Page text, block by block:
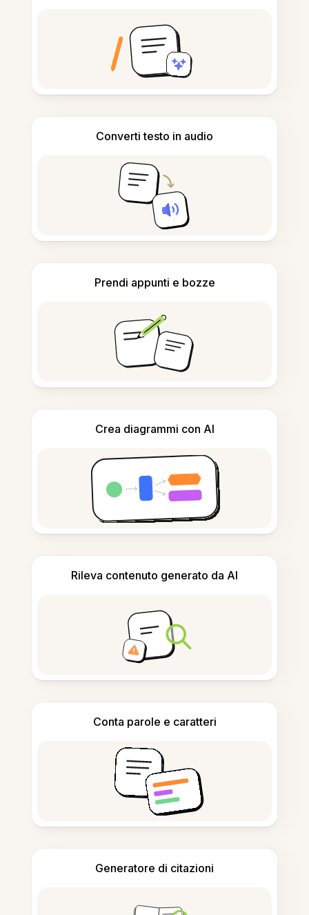
Converti testo in audio
Prendi appunti e bozze
Crea diagrammi con AI
Rileva contenuto generato da AI
Conta parole e caratteri
Generatore di citazioni